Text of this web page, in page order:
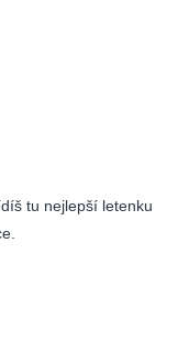
tu nejlepší letenku